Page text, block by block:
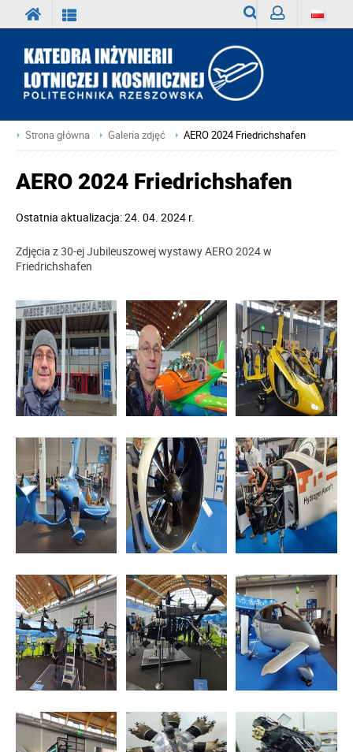
Strona główna Galeria zdjęć AERO 2024 Friedrichshafen
AERO 2024 Friedrichshafen
Ostatnia aktualizacja: 24. 04. 2024 r.
Zdjęcia z 30-ej Jubileuszowej wystawy AERO 2024 w
Friedrichshafen